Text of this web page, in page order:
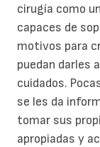
cirugía como
capaces de
motivos para
puedan darles
cuidados.
se les da
tomar sus
apropiadas y